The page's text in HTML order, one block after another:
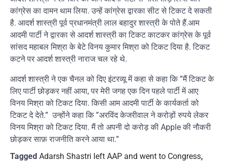
कांग्रेस का दामन थाम लिया. उन्हें कांग्रेस द्वारका सीट से टिकट दे सकती
है. आदर्श शास्त्री पूर्व प्रधानमंत्री लाल बहादुर शास्त्री के पोते हैं.आम
आदमी पार्टी ने द्वारका से आदर्श शास्त्री का टिकट काटकर कांग्रेस के पूर्व
सांसद महाबल मिश्रा के बेटे विनय कुमार मिश्रा को टिकट दिया है. टिकट
कटने पर आदर्श शास्त्री नाराज चल रहे थे.
आदर्श शास्त्री ने एक चैनल को दिए इंटरव्यू में कहा से कहा कि ”मैं टिकट के
लिए पार्टी छोड़कर नहीं आया, पर मेरी जगह एक दिन पहले पार्टी में आए
विनय मिश्रा को टिकट दिया. किसी आम आदमी पार्टी के कार्यकर्ता को
टिकट दे देते.” उन्होंने कहा कि ”अरविंद केजरीवाल ने करोड़ों रुपये लेकर
विनय मिश्रा को टिकट दिया. मैं तो अपनी दो करोड़ की Apple की नौकरी
छोड़कर साफ़ राजनीति करने आया था.”
Tagged Adarsh Shastri left AAP and went to Congress,